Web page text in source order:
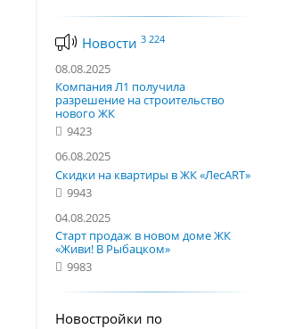
Новости 3 224
08.08.2025
Компания Л1 получила
разрешение на строительство
нового ЖК
9423
06.08.2025
Скидки на квартиры в ЖК «ЛесART»
9943
04.08.2025
Старт продаж в новом доме ЖК
«Живи! В Рыбацком»
9983
Новостройки по